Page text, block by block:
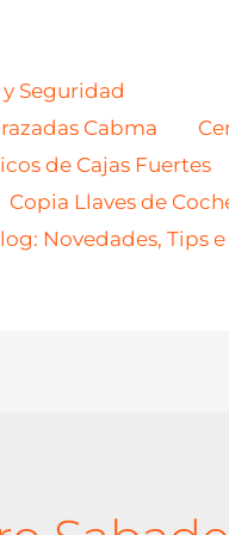
Seguridad
Cabma
de Cajas Fuertes
Copia Llaves de
Novedades, Tips